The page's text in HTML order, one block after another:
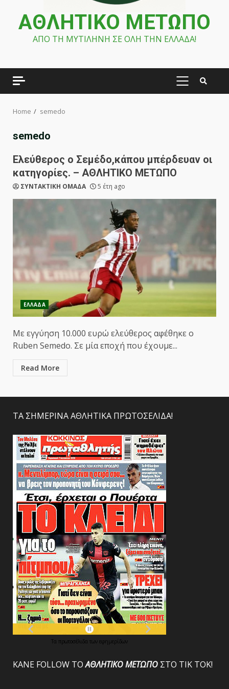
ΑΘΛΗΤΙΚΟ ΜΕΤΩΠΟ
ΑΠΟ ΤΗ ΜΥΤΙΛΗΝΗ ΣΕ ΟΛΗ ΤΗΝ ΕΛΛΑΔΑ!
PRIMARY
Home semedo
semedo
Ελεύθερος ο Σεμέδο,κάπου μπέρδευαν οι
κατηγορίες. – ΑΘΛΗΤΙΚΟ ΜΕΤΩΠΟ
ΣΥΝΤΑΚΤΙΚΗ ΟΜΑΔΑ 5 έτη ago
ΕΛΛΑΔΑ
Με εγγύηση 10.000 ευρώ ελεύθερος αφέθηκε ο
Ruben Semedo. Σε μία εποχή που έχουμε...
Read More
ΤΑ ΣΗΜΕΡΙΝΑ ΑΘΛΗΤΙΚΑ ΠΡΩΤΟΣΕΛΙΔΑ!
Τα πρωτοσέλιδα των εφημερίδων
ΚΑΝΕ FOLLOW ΤΟΑΘΛΗΤΙΚΟΜΕΤΩΠΟ ΣΤΟ ΤΙΚ ΤΟΚ!